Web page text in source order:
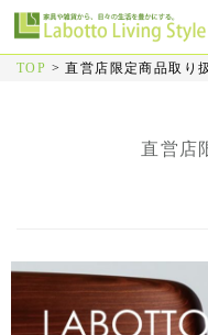
TOP >直営店限定商品取り
直営店